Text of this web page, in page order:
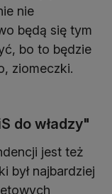
nie
będą się tym
bo to będzie
ziomeczki.
do władzy"
jest też
był najbardziej